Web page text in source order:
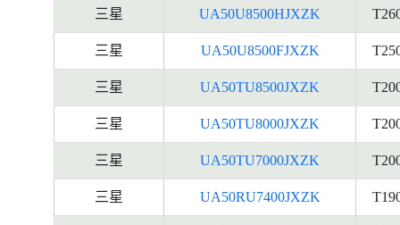
三星 UA50U8500HJXZK
三星 UA50U8500FJXZK
三星 UA50TU8500JXZK
三星 UA50TU8000JXZK
三星 UA50TU7000JXZK
三星 UA50RU7400JXZK